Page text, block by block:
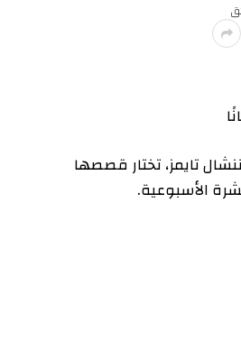
تايمز، تختار قصصها
الأسبوعية.